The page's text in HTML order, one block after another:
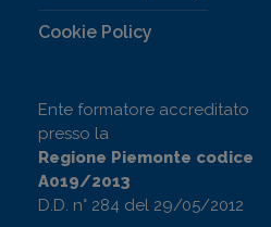
Cookie Policy
Ente formatore accreditato
presso la
Regione Piemonte codice
A019/2013
D.D. n° 284 del 29/05/2012